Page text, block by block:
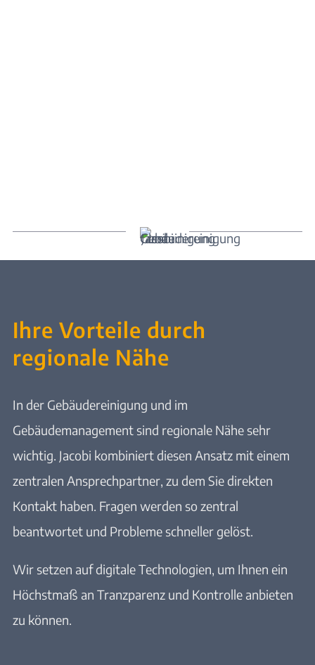
Ihre Vorteile durch
regionale Nähe
In der Gebäudereinigung und im
Gebäudemanagement sind regionale Nähe sehr
wichtig. Jacobi kombiniert diesen Ansatz mit einem
zentralen Ansprechpartner, zu dem Sie direkten
Kontakt haben. Fragen werden so zentral
beantwortet und Probleme schneller gelöst.
Wir setzen auf digitale Technologien, um Ihnen ein
Höchstmaß an Tranzparenz und Kontrolle anbieten
zu können.